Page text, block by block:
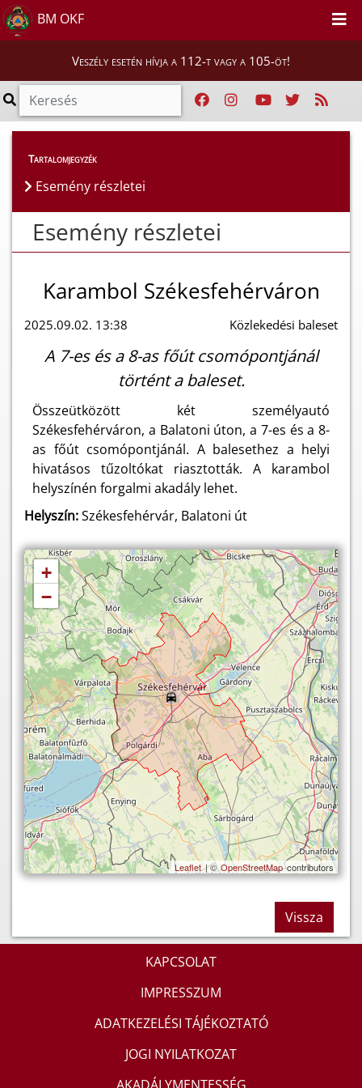
BM OKF
Veszély esetén hívja a 112-t vagy a 105-öt!
Esemény részletei
Tartalomjegyzék
Esemény részletei
Esemény részletei
Karambol Székesfehérváron
2025.09.02. 13:38 Közlekedési baleset
A 7-es és a 8-as főút csomópontjánál
történt a baleset.
Összeütközött két személyautó
Székesfehérváron, a Balatoni úton, a 7-es és a 8-
as főút csomópontjánál. A balesethez a helyi
hivatásos tűzoltókat riasztották. A karambol
helyszínén forgalmi akadály lehet.
Helyszín:Székesfehérvár, Balatoni út
+
−
Leaflet| ©OpenStreetMapcontributors
Vissza
KAPCSOLAT
IMPRESSZUM
ADATKEZELÉSI TÁJÉKOZTATÓ
JOGI NYILATKOZAT